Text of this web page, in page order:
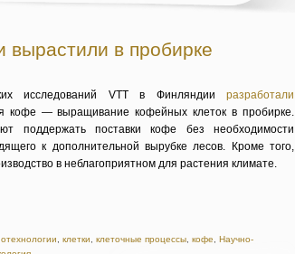
в пробирке
исследований VTT в Финляндии разработали
кофе — выращивание кофейных клеток в пробирке.
поддержать поставки кофе без необходимости
к дополнительной вырубке лесов. Кроме того,
в неблагоприятном для растения климате.
клетки клеточные процессы кофе
Научно-